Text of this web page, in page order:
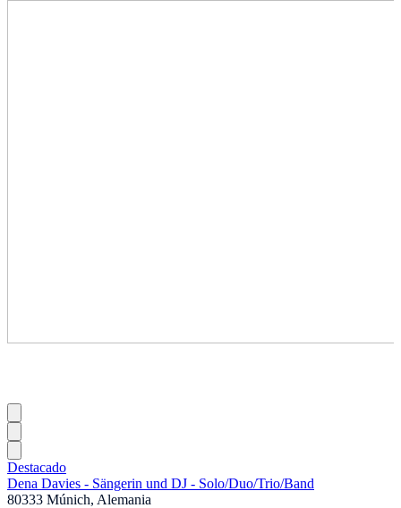
Destacado
Dena Davies - Sängerin und DJ - Solo/Duo/Trio/Band
80333 Múnich, Alemania